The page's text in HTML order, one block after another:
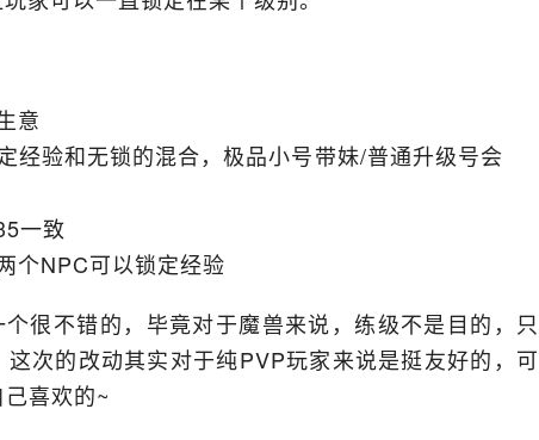
意
经验和无锁的混合，极品小号带妹/普通升级号会
一致
个NPC可以锁定经验
很不错的，毕竟对于魔兽来说，练级不是目的，只
次的改动其实对于纯PVP玩家来说是挺友好的，可
喜欢的~